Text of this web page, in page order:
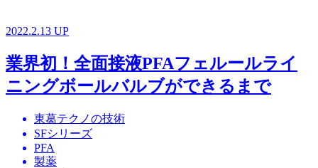
2022.2.13 UP
業界初！全面接液PFAフェルールライ
ニングボールバルブができるまで
東葛テクノの技術
SFシリーズ
PFA
製薬